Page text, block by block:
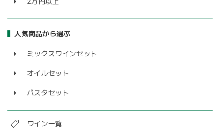
人気商品から選ぶ
ミックスワインセット
オイルセット
パスタセット
ワイン一覧